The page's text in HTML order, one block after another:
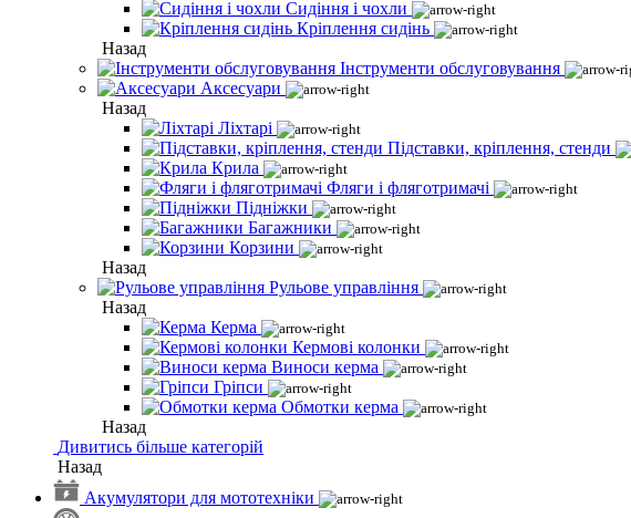
Сидіння і чохли
Кріплення сидінь
Назад
Інструменти обслуговування
Аксесуари
Назад
Ліхтарі
Підставки, кріплення, стенди
Крила
Фляги і фляготримачі
Підніжки
Багажники
Корзини
Назад
Рульове управління
Назад
Керма
Кермові колонки
Виноси керма
Гріпси
Обмотки керма
Назад
Дивитись більше категорій
Назад
Акумулятори для мототехніки